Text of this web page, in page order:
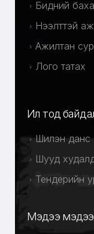
Бидний
Нээлттэй
Ажилтан
Лого татах
Ил тод
Шилэн данс
Шууд
Тендерийн
Мэдээ